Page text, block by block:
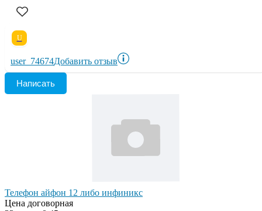
U
user_74674Добавить отзыв
Написать
Телефон айфон 12 либо инфиникс
Цена договорная